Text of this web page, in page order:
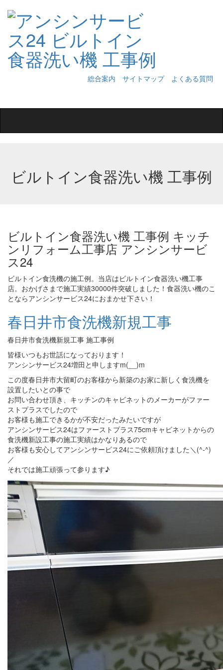
総合案内 サイトマップ
よくある質問
ビルトイン食器洗い機 工事例
ビルトイン食器洗い機 工事例 キッチ
ンリフォーム工事店 アンシンサービ
ス24
ビルトイン食洗機の施工例。当店はビルトイン食器洗い機工事
店。おかげさまで施工実績30000件突破しました！食器洗い機のこ
とならアンシンサービス24におまかせ下さい！
春日井市食洗機新規工事
春日井市食洗機新規工事 施工事例
皆様いつもお世話になっております！
アンシンサービス24増田と申しますm(__)m
この度春日井市大留町のお客様から新築のお家に新しく食洗機を
設置したいとの事で
お問い合わせ頂き、キッチンのキャビネットのメーカーがファー
ストプラスでしたので
お客様も施工できるかが不安だったみたいですが
アンシンサービス24はファーストプラス75cmキャビネットからの
食洗機新設工事の施工実績はかなりあるので
お客様も安心してアンシンサービス24にご依頼頂けました＼(^-^)
／
それでは施工頑張って参ります♪